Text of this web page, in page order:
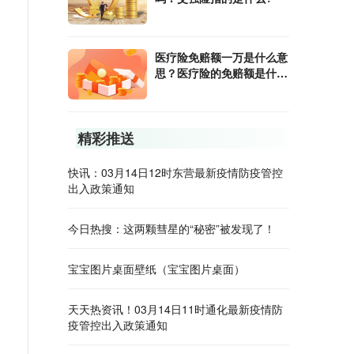
医疗险免赔额一万是什么意
思？医疗险的免赔额是什么
精彩推送
快讯：03月14日12时东营最新疫情防疫管控
出入政策通知
今日热搜：这两颗彗星的“秘密”被发现了！
宝宝图片桌面壁纸（宝宝图片桌面）
天天热资讯！03月14日11时通化最新疫情防
疫管控出入政策通知